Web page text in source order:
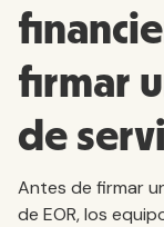
firmar
de
Antes de firmar
de EOR, los